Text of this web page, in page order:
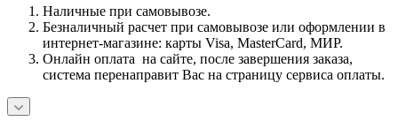
Наличные при самовывозе.
Безналичный расчет при самовывозе или оформлении в
интернет-магазине: карты Visa, MasterCard, МИР.
Онлайн оплата на сайте, после завершения заказа,
система перенаправит Вас на страницу сервиса оплаты.